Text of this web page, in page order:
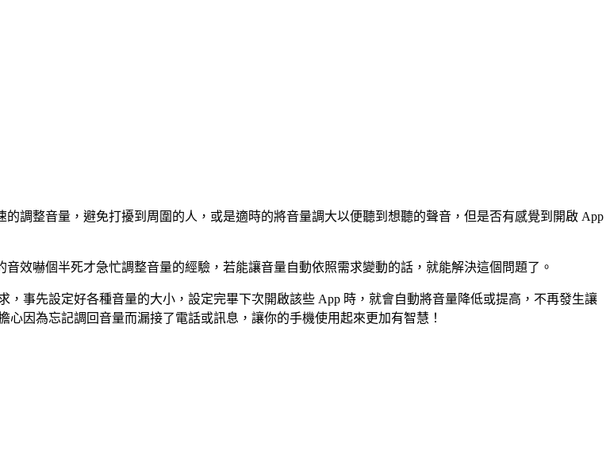
調整音量，避免打擾到周圍的人，或是適時的將音量調大以便聽到想聽的聲音，但是否有感覺到開啟 App
效嚇個半死才急忙調整音量的經驗，若能讓音量自動依照需求變動的話，就能解決這個問題了。
，事先設定好各種音量的大小，設定完畢下次開啟該些 App 時，就會自動將音量降低或提高，不再發生讓
因為忘記調回音量而漏接了電話或訊息，讓你的手機使用起來更加有智慧！